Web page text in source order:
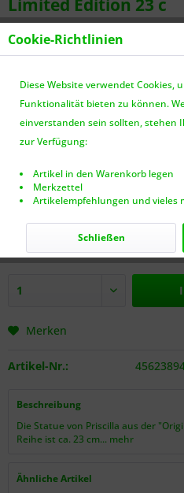
Limited Edition 23 c
389,99 € *
inkl. MwSt. zzgl. Versandkosten
Merken
Artikel-Nr.:
Beschreibung
Die Statue von Priscilla aus der
Reihe ist ca. 23 cm... mehr
Ähnliche Artikel
Cookie-Richtlinien
Diese Website verwendet Cookies,
Funktionalität bieten zu können.
einverstanden sein sollten, stehen
zur Verfügung:
Artikel in den Warenkorb legen
Merkzettel
Artikelempfehlungen und vieles
Schließen